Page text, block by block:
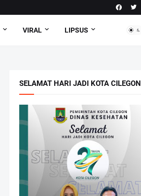
VIRAL LIPSUS
SELAMAT HARI JADI KOTA CILEGON